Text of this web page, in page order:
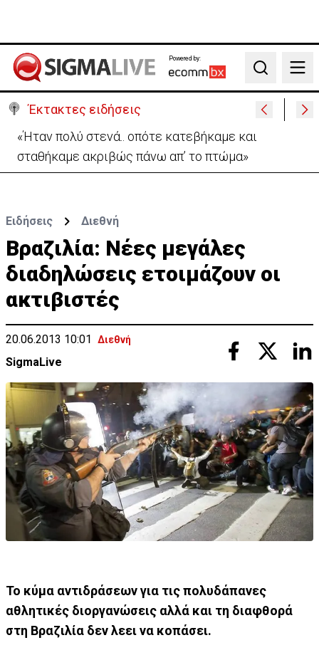
Powered by:
Search
Έκτακτες ειδήσεις
«Ήταν πολύ στενά.. οπότε κατεβήκαμε και
σταθήκαμε ακριβώς πάνω απ’ το πτώμα»
Ειδήσεις Διεθνή
Βραζιλία: Νέες μεγάλες
διαδηλώσεις ετοιμάζουν οι
ακτιβιστές
20.06.2013 10:01 Διεθνή
SigmaLive
Το κύμα αντιδράσεων για τις πολυδάπανες
αθλητικές διοργανώσεις αλλά και τη διαφθορά
στη Βραζιλία δεν λεει να κοπάσει.